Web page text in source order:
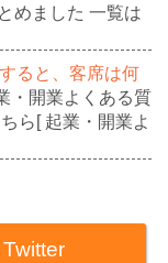
めました 一覧は
ると、客席は何
・開業よくある質
ら[ 起業・開業よ
Twitter